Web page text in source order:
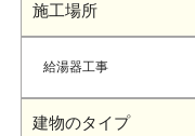
施工場所
給湯器工事
建物のタイプ